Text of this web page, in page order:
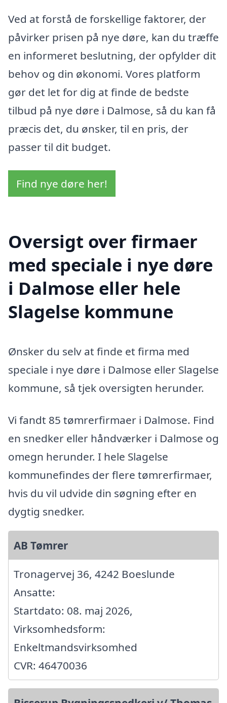
Ved at forstå de forskellige faktorer, der
påvirker prisen på nye døre, kan du træffe
en informeret beslutning, der opfylder dit
behov og din økonomi. Vores platform
gør det let for dig at finde de bedste
tilbud på nye døre i Dalmose, så du kan få
præcis det, du ønsker, til en pris, der
passer til dit budget.
Find nye døre her!
Oversigt over firmaer
med speciale i nye døre
i Dalmose eller hele
Slagelse kommune
Ønsker du selv at finde et firma med
speciale i nye døre i Dalmose eller Slagelse
kommune, så tjek oversigten herunder.
Vi fandt 85 tømrerfirmaer i Dalmose. Find
en snedker eller håndværker i Dalmose og
omegn herunder. I hele Slagelse
kommunefindes der flere tømrerfirmaer,
hvis du vil udvide din søgning efter en
dygtig snedker.
AB Tømrer
Tronagervej 36, 4242 Boeslunde
Ansatte:
Startdato: 08. maj 2026,
Virksomhedsform:
Enkeltmandsvirksomhed
CVR: 46470036